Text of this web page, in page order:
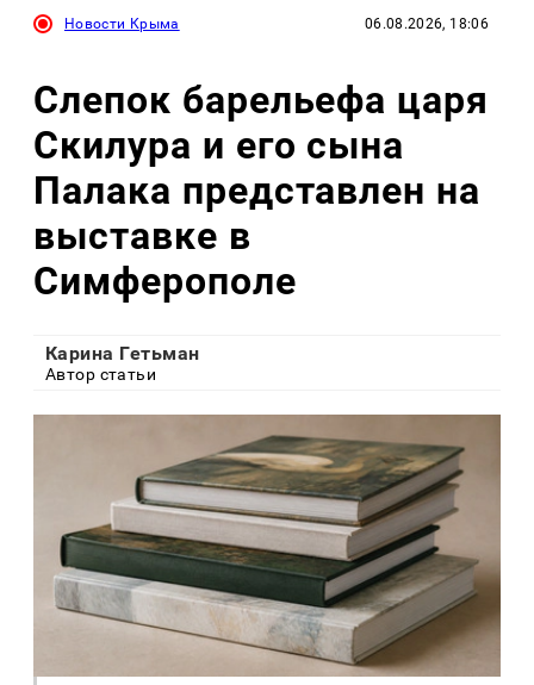
Новости Крыма 06.08.2026, 18:06
Слепок барельефа царя
Скилура и его сына
Палака представлен на
выставке в
Симферополе
Карина Гетьман
Автор статьи